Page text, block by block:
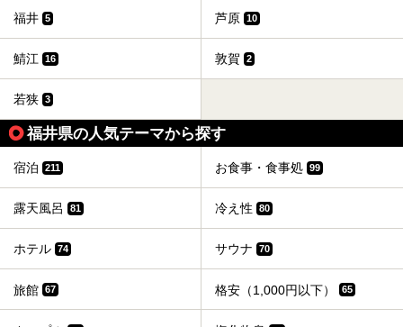
福井 5 芦原 10
鯖江 16 敦賀 2
若狭 3
福井県の人気テーマから探す
宿泊 211 お食事・食事処 99
露天風呂 81 冷え性 80
ホテル 74 サウナ 70
旅館 67 格安（1,000円以下） 65